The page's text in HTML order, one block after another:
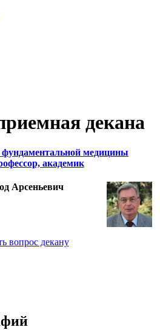
декана
фундаментальной медицины
академик
Арсеньевич
вопрос декану